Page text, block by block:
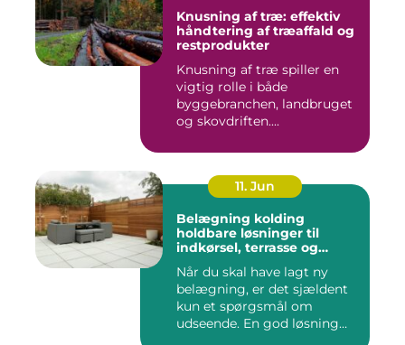
Knusning af træ: effektiv
håndtering af træaffald og
restprodukter
Knusning af træ spiller en
vigtig rolle i både
byggebranchen, landbruget
og skovdriften....
11. Jun
Belægning kolding
holdbare løsninger til
indkørsel, terrasse og
Når du skal have lagt ny
belægning, er det sjældent
kun et spørgsmål om
udseende. En god løsning